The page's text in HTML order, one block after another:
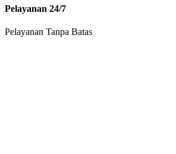
Pelayanan 24/7
Pelayanan Tanpa Batas